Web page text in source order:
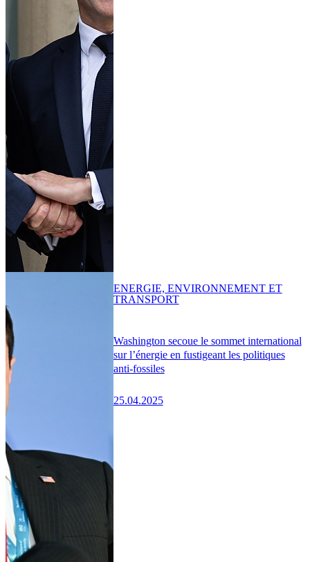
Washington secoue le sommet international
sur l’énergie en fustigeant les politiques
anti-fossiles
25.04.2025
ENERGIE, ENVIRONNEMENT ET
TRANSPORT